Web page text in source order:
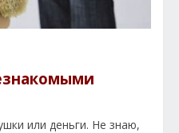
или деньги. Не знаю,